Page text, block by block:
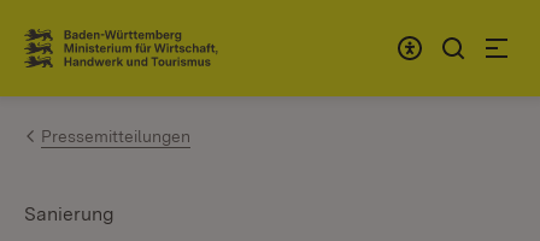
Zum Inhalt springen
Link zur Startseite
Pressemitteilungen
Sanierung